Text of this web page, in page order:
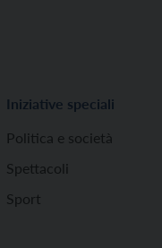
Iniziative speciali
Politica e società
Spettacoli
Sport